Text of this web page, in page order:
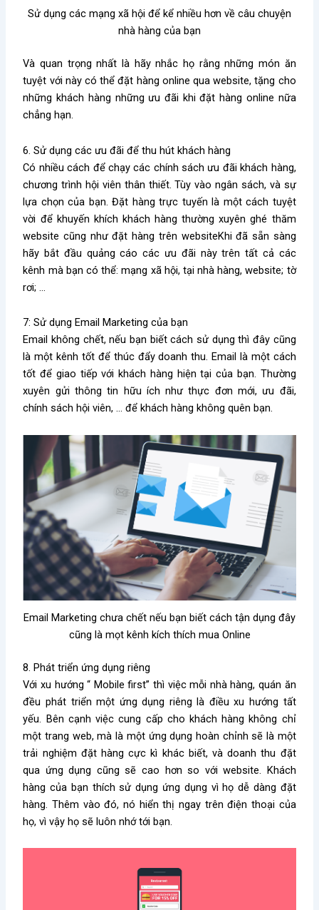
Sử dụng các mạng xã hội để kể nhiều hơn về câu chuyện
nhà hàng của bạn
Và quan trọng nhất là hãy nhắc họ rằng những món ăn
tuyệt với này có thể đặt hàng online qua website, tặng cho
những khách hàng những ưu đãi khi đặt hàng online nữa
chẳng hạn.
6. Sử dụng các ưu đãi để thu hút khách hàng
Có nhiều cách để chạy các chính sách ưu đãi khách hàng,
chương trình hội viên thân thiết. Tùy vào ngân sách, và sự
lựa chọn của bạn. Đặt hàng trực tuyến là một cách tuyệt
vời để khuyến khích khách hàng thường xuyên ghé thăm
website cũng như đặt hàng trên websiteKhi đã sẵn sàng
hãy bắt đầu quảng cáo các ưu đãi này trên tất cả các
kênh mà bạn có thể: mạng xã hội, tại nhà hàng, website; tờ
rơi; …
7: Sử dụng Email Marketing của bạn
Email không chết, nếu bạn biết cách sử dụng thì đây cũng
là một kênh tốt để thúc đẩy doanh thu. Email là một cách
tốt để giao tiếp với khách hàng hiện tại của bạn. Thường
xuyên gửi thông tin hữu ích như thực đơn mới, ưu đãi,
chính sách hội viên, … để khách hàng không quên bạn.
Email Marketing chưa chết nếu bạn biết cách tận dụng đây
cũng là mọt kênh kích thích mua Online
8. Phát triển ứng dụng riêng
Với xu hướng “ Mobile first” thì việc mỗi nhà hàng, quán ăn
đều phát triển một ứng dụng riêng là điều xu hướng tất
yếu. Bên cạnh việc cung cấp cho khách hàng không chỉ
một trang web, mà là một ứng dụng hoàn chỉnh sẽ là một
trải nghiệm đặt hàng cực kì khác biết, và doanh thu đặt
qua ứng dụng cũng sẽ cao hơn so với website. Khách
hàng của bạn thích sử dụng ứng dụng vì họ dễ dàng đặt
hàng. Thêm vào đó, nó hiển thị ngay trên điện thoại của
họ, vì vậy họ sẽ luôn nhớ tới bạn.